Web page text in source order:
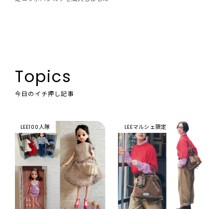
Topics
今日のイチ押し記事
LEE100人隊 LEEマルシェ限定